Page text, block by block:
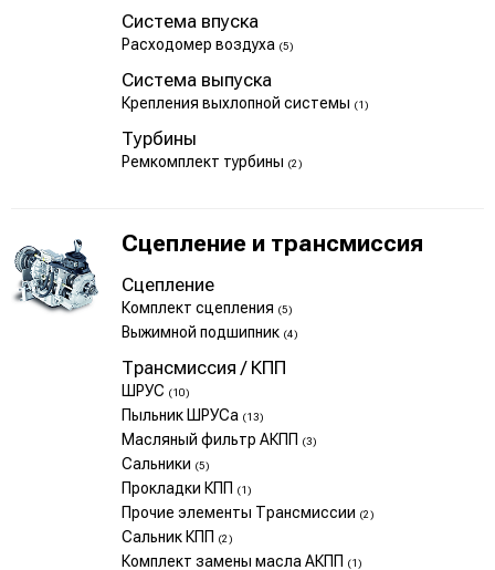
Система впуска
Расходомер воздуха (5)
Система выпуска
Крепления выхлопной системы (1)
Турбины
Ремкомплект турбины (2)
Сцепление и трансмиссия
Сцепление
Комплект сцепления (5)
Выжимной подшипник (4)
Трансмиссия / КПП
ШРУС (10)
Пыльник ШРУСа (13)
Масляный фильтр АКПП (3)
Сальники (5)
Прокладки КПП (1)
Прочие элементы Трансмиссии (2)
Сальник КПП (2)
Комплект замены масла АКПП (1)